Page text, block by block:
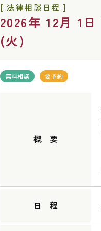
[ 法律相談日程 ]
2026年 12月 1日
(火)
無料相談 要予約
概 要
日 程